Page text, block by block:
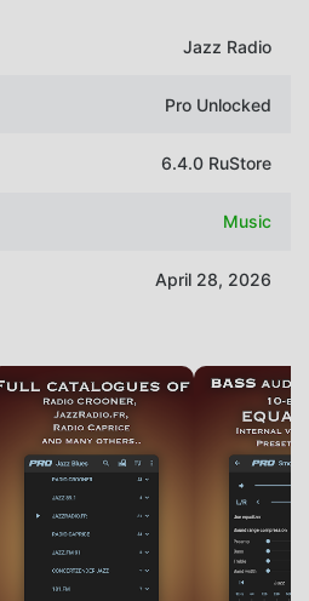
Jazz Radio
Pro Unlocked
6.4.0 RuStore
Music
April 28, 2026